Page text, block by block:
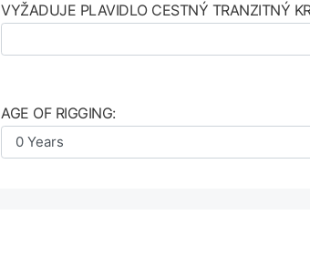
VYŽADUJE PLAVIDLO CESTNÝ TRANZITNÝ
AGE OF RIGGING: